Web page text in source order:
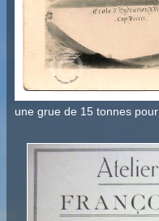
une grue de 15 tonnes